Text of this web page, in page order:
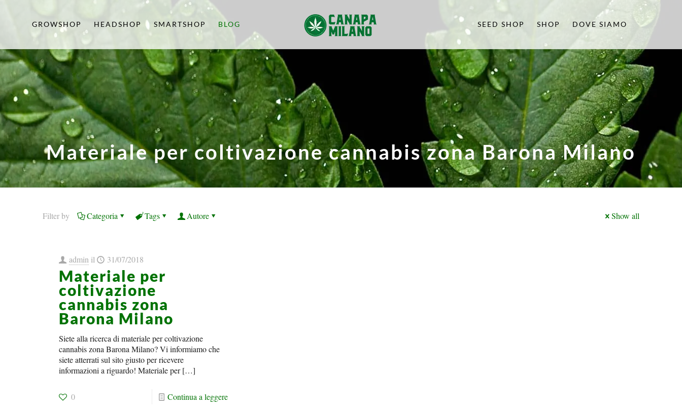
GROWSHOP HEADSHOP SMARTSHOP BLOG SEED SHOP SHOP DOVE SIAMO
Materiale per coltivazione cannabis zona Barona Milano
Filter by Categoria Tags Autore Show all
admin il 31/07/2018
Materiale per
coltivazione
cannabis zona
Barona Milano
Siete alla ricerca di materiale per coltivazione
cannabis zona Barona Milano? Vi informiamo che
siete atterrati sul sito giusto per ricevere
informazioni a riguardo! Materiale per[…]
0 Continua a leggere